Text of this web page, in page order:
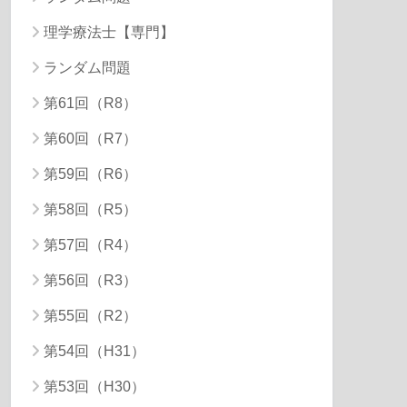
理学療法士【専門】
ランダム問題
第61回（R8）
第60回（R7）
第59回（R6）
第58回（R5）
第57回（R4）
第56回（R3）
第55回（R2）
第54回（H31）
第53回（H30）